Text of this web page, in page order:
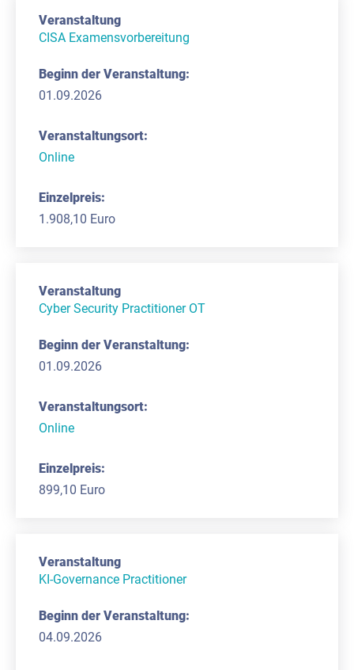
CISA Examensvorbereitung
01.09.2026
Online
1.908,10 Euro
Cyber Security Practitioner OT
01.09.2026
Online
899,10 Euro
KI-Governance Practitioner
04.09.2026